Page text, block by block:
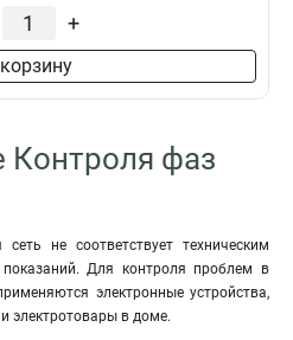
+
Контроля фаз
не соответствует техническим
Для контроля проблем в
электронные устройства,
электротовары в доме.